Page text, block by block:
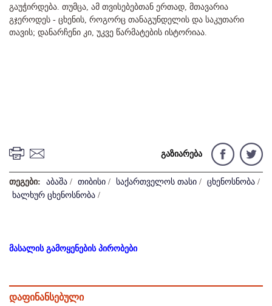
გაუჭირდება. თუმცა, ამ თვისებებთან ერთად, მთავარია
გჯეროდეს - ცხენის, როგორც თანაგუნდელის და საკუთარი
თავის; დანარჩენი კი, უკვე წარმატების ისტორიაა.
გაზიარება
თეგები: აბაშა / თიბისი / საქართველოს თასი / ცხენოსნობა /
ხალხურ ცხენოსნობა /
მასალის გამოყენების პირობები
დაფინანსებული